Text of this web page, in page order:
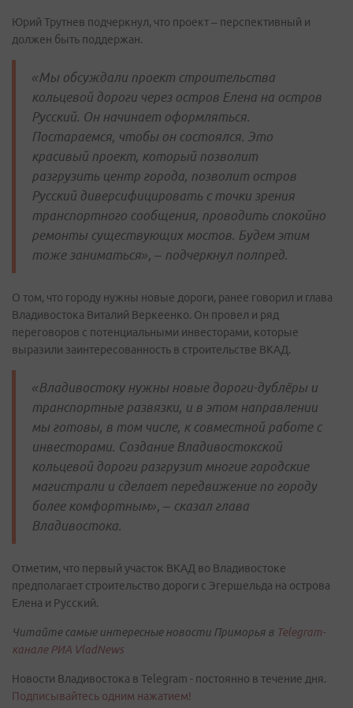
Юрий Трутнев подчеркнул, что проект – перспективный и
должен быть поддержан.
«Мы обсуждали проект строительства
кольцевой дороги через остров Елена на остров
Русский. Он начинает оформляться.
Постараемся, чтобы он состоялся. Это
красивый проект, который позволит
разгрузить центр города, позволит остров
Русский диверсифицировать с точки зрения
транспортного сообщения, проводить спокойно
ремонты существующих мостов. Будем этим
тоже заниматься», – подчеркнул полпред.
О том, что городу нужны новые дороги, ранее говорил и глава
Владивостока Виталий Веркеенко. Он провел и ряд
переговоров с потенциальными инвесторами, которые
выразили заинтересованность в строительстве ВКАД.
«Владивостоку нужны новые дороги-дублёры и
транспортные развязки, и в этом направлении
мы готовы, в том числе, к совместной работе с
инвесторами. Создание Владивостокской
кольцевой дороги разгрузит многие городские
магистрали и сделает передвижение по городу
более комфортным», – сказал глава
Владивостока.
Отметим, что первый участок ВКАД во Владивостоке
предполагает строительство дороги с Эгершельда на острова
Елена и Русский.
Читайте самые интересные новости Приморья в Telegram-
канале РИА VladNews
Новости Владивостока в Telegram - постоянно в течение дня.
Подписывайтесь одним нажатием!